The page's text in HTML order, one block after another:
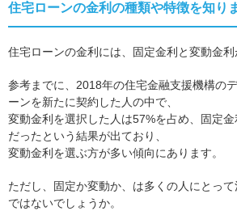
住宅ローンの金利の種類や特徴を知り
住宅ローンの金利には、固定金利と変動金利
参考までに、2018年の住宅金融支援機構の
ーンを新たに契約した人の中で、
変動金利を選択した人は57%を占め、固定
だったという結果が出ており、
変動金利を選ぶ方が多い傾向にあります。
ただし、固定か変動か、は多くの人にとっ
ではないでしょうか。